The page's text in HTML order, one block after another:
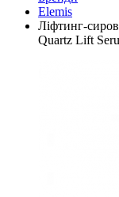
Elemis
Ліфтинг-
Quartz Lift